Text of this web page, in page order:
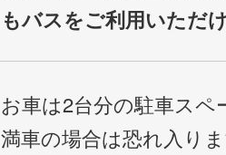
もバスをご利用いただ
お車は2台分の駐車ス
満車の場合は恐れ入り